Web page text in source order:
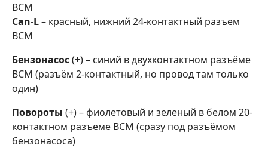
ВСМ
Can-L– красный, нижний 24-контактный разъем
ВСМ
Бензонасос(+) – синий в двухконтактном разъёме
BCM (разъём 2-контактный, но провод там только
один)
Повороты (+) – фиолетовый и зеленый в белом 20-
контактном разъеме BCM (сразу под разъёмом
бензонасоса)